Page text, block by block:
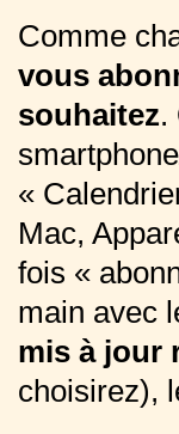
Comme
vous
souhaitez.
«
Mac,
fois «
main avec
mis à jour
choisirez),